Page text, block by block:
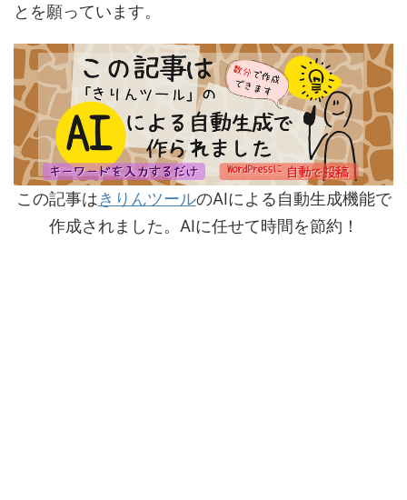
とを願っています。
この記事はきりんツールのAIによる自動生成機能で
作成されました。AIに任せて時間を節約！